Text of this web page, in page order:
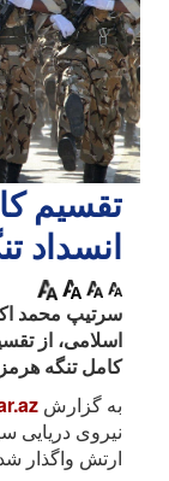
تقسیم
انسداد
سرتیپ محمد
اسلامی، از
کامل تنگه
به گزارش
نیروی دریایی
ارتش واگذار